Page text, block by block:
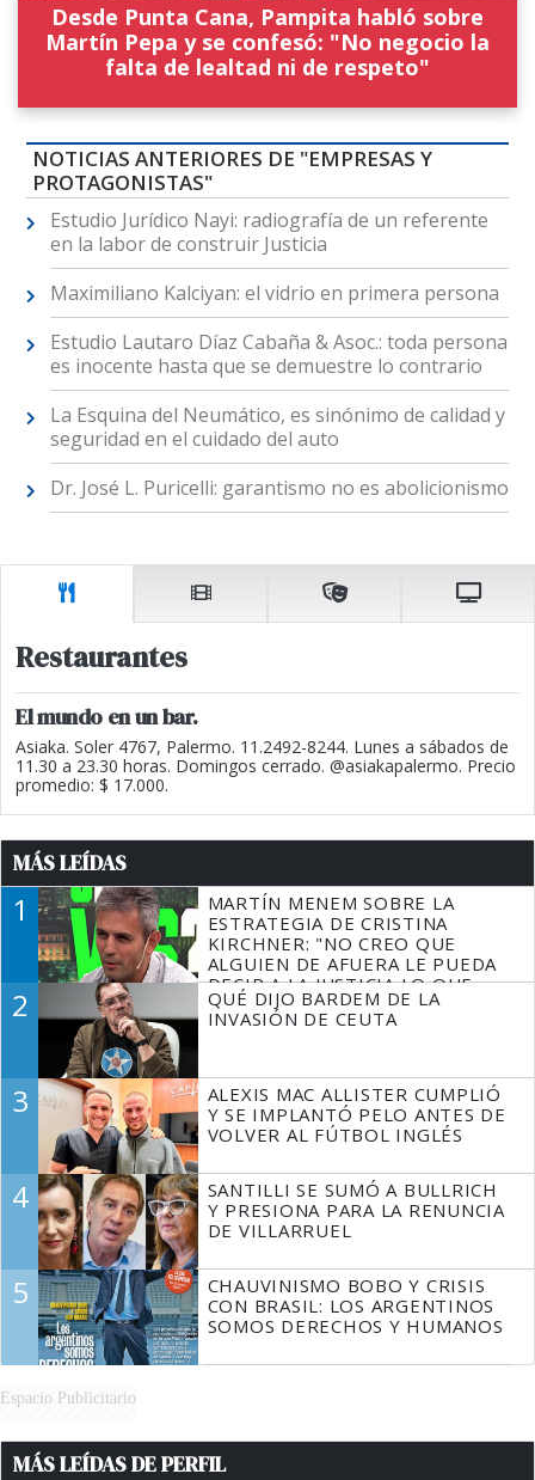
Desde Punta Cana, Pampita habló sobre
Martín Pepa y se confesó: "No negocio la
falta de lealtad ni de respeto"
NOTICIAS ANTERIORES DE "EMPRESAS Y
PROTAGONISTAS"
Estudio Jurídico Nayi: radiografía de un referente
en la labor de construir Justicia
Maximiliano Kalciyan: el vidrio en primera persona
Estudio Lautaro Díaz Cabaña & Asoc.: toda persona
es inocente hasta que se demuestre lo contrario
La Esquina del Neumático, es sinónimo de calidad y
seguridad en el cuidado del auto
Dr. José L. Puricelli: garantismo no es abolicionismo
Restaurantes
El mundo en un bar.
Asiaka. Soler 4767, Palermo. 11.2492-8244. Lunes a sábados de
11.30 a 23.30 horas. Domingos cerrado. @asiakapalermo. Precio
promedio: $ 17.000.
MÁS LEÍDAS
1
MARTÍN MENEM SOBRE LA
ESTRATEGIA DE CRISTINA
KIRCHNER: "NO CREO QUE
ALGUIEN DE AFUERA LE PUEDA
DECIR A LA JUSTICIA LO QUE
TIENE QUE HACER"
2
QUÉ DIJO BARDEM DE LA
INVASIÓN DE CEUTA
3
ALEXIS MAC ALLISTER CUMPLIÓ
Y SE IMPLANTÓ PELO ANTES DE
VOLVER AL FÚTBOL INGLÉS
4
SANTILLI SE SUMÓ A BULLRICH
Y PRESIONA PARA LA RENUNCIA
DE VILLARRUEL
5
CHAUVINISMO BOBO Y CRISIS
CON BRASIL: LOS ARGENTINOS
SOMOS DERECHOS Y HUMANOS
Espacio Publicitario
MÁS LEÍDAS DE PERFIL